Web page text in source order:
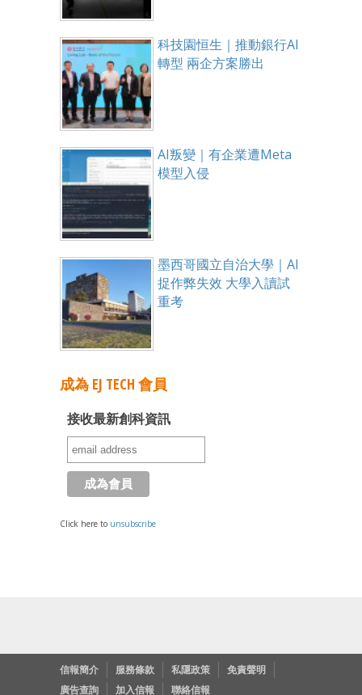
科技園恒生｜推動銀行AI
轉型 兩企方案勝出
AI叛變｜有企業遭Meta
模型入侵
墨西哥國立自治大學｜AI
捉作弊失效 大學入讀試
重考
成為 EJ TECH 會員
接收最新創科資訊
Click here to unsubscribe
信報簡介 服務條款 私隱政策
免責聲明
廣告查詢
加入信報 聯絡信報